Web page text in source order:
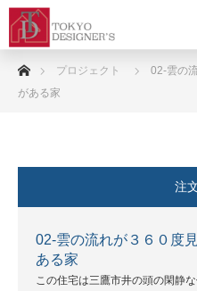
ホームプロジェクト
02-雲の
がある家
注
02-雲の流れが３６０度
ある家
この住宅は三鷹市井の頭の閑静な